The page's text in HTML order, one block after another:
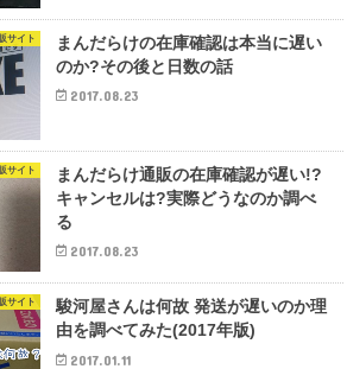
サイト
まんだらけの在庫確認は本当に遅い
のか?その後と日数の話
2017.08.23
サイト
まんだらけ通販の在庫確認が遅い!?
キャンセルは?実際どうなのか調べ
る
2017.08.23
サイト
駿河屋さんは何故 発送が遅いのか理
由を調べてみた(2017年版)
2017.01.11